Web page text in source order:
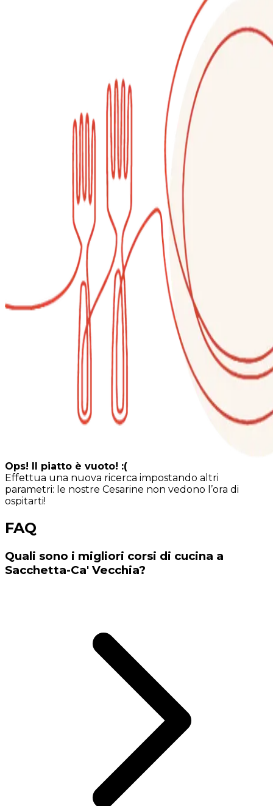
Ops! Il piatto è vuoto! :(
Effettua una nuova ricerca impostando altri
parametri: le nostre Cesarine non vedono l’ora di
ospitarti!
FAQ
Quali sono i migliori corsi di cucina a
Sacchetta-Ca' Vecchia?